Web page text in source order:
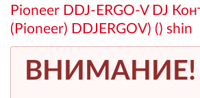
Pioneer DDJ-ERGO-V DJ
(Pioneer) DDJERGOV) () shin
ВНИМАНИЕ!